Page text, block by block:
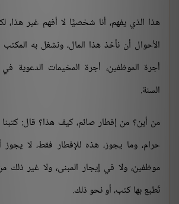
هذا الذي يفهم، أنا شخصيًّا لا أفهم غير
الأحوال أن نأخذ هذا المال، ونشغل به المكتب
أجرة الموظفين، أجرة المخيمات الدعوية
السنة.
من أين؟ من إفطار صائم، كيف هذا؟ قال:
حرام، وما يجوز، هذه للإفطار فقط، لا
موظفين، ولا في إيجار المبنى، ولا غير
تُطبع بها كتب، أو نحو ذلك.